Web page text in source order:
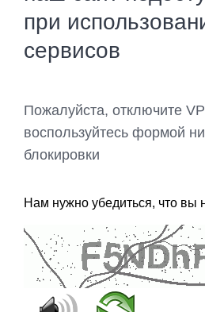
при
сервисов
Пожалуйста, отключите
воспользуйтесь формой
блокировки
Нам нужно убедиться, что вы